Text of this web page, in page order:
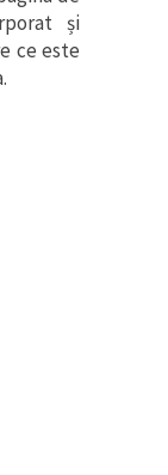
și
ce este